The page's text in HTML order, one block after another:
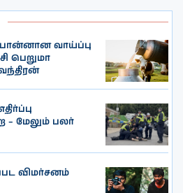
வாய்ப்பு
பெறுமா
– மேலும் பலர்
விமர்சனம்